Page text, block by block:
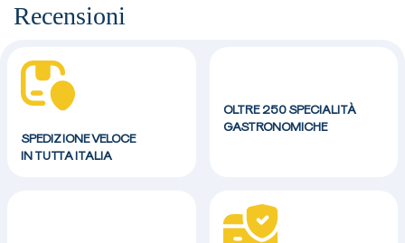
Recensioni
SPEDIZIONE VELOCE
IN TUTTA ITALIA
OLTRE 250 SPECIALITÀ
GASTRONOMICHE